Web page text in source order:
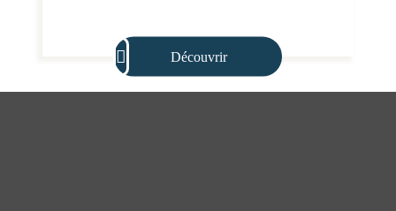
Découvrir